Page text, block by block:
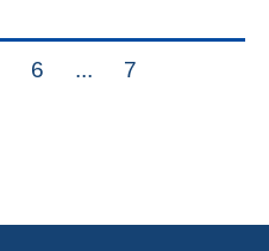
6 ... 7